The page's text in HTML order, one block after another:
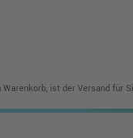
ist der Versand für